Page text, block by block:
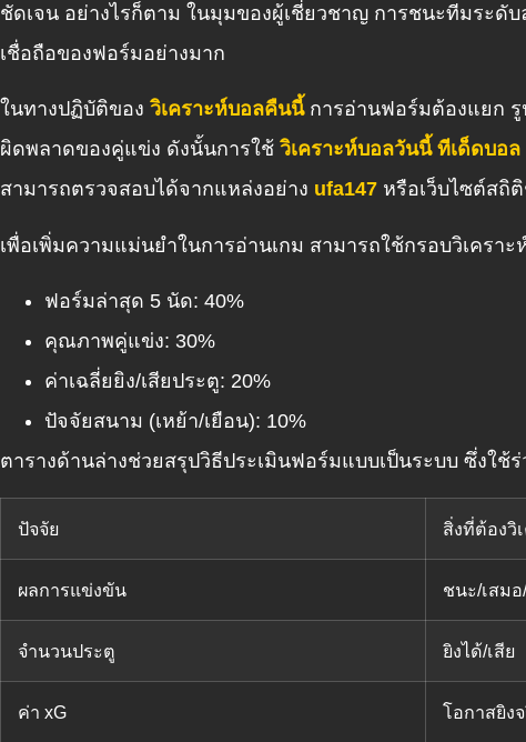
ชัดเจน อย่างไรก็ตาม ในมุมของผู้เชี่ยวชาญ การชนะทีมระ
เชื่อถือของฟอร์มอย่างมาก
ในทางปฏิบัติของ วิเคราะห์บอลคืนนี้การอ่านฟอร์มต้องแยก รู
ผิดพลาดของคู่แข่ง ดังนั้นการใช้ วิเคราะห์บอลวันนี้ ทีเด็ดบอล
สามารถตรวจสอบได้จากแหล่งอย่าง ufa147 หรือเว็บไซต์สถิ
เพื่อเพิ่มความแม่นยำในการอ่านเกม สามารถใช้กรอบวิเครา
ฟอร์มล่าสุด 5 นัด: 40%
คุณภาพคู่แข่ง: 30%
ค่าเฉลี่ยยิง/เสียประตู: 20%
ปัจจัยสนาม (เหย้า/เยือน): 10%
ตารางด้านล่างช่วยสรุปวิธีประเมินฟอร์มแบบเป็นระบบ ซึ่งใช้
ปัจจัย สิ่งที่ต้องวิ
ผลการแข่งขัน ชนะ/เสม
จำนวนประตู ยิงได้/เสีย
ค่า xG โอกาสยิง